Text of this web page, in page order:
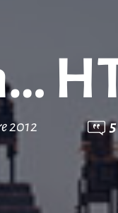
2012 5